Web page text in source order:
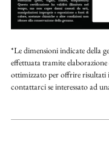
*Le dimensioni indicate della
effettuata tramite elaborazione
ottimizzato per offrire risultati
contattarci se interessato ad